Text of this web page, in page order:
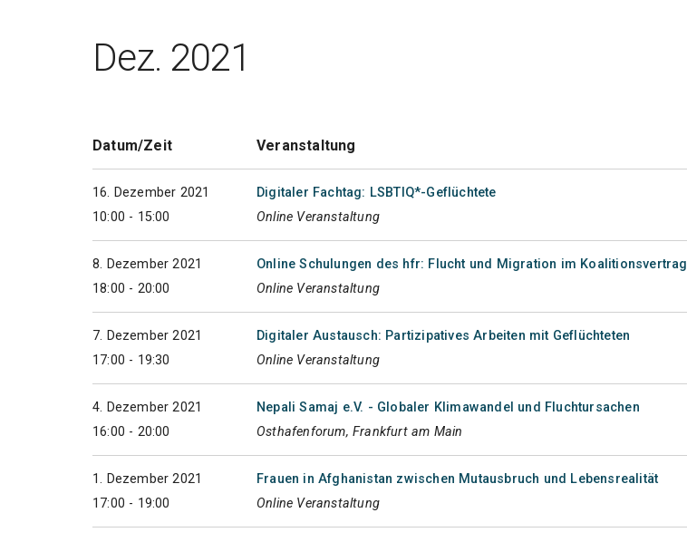
Dez. 2021
Datum/Zeit Veranstaltung
16. Dezember 2021
10:00 - 15:00
Digitaler Fachtag: LSBTIQ*-Geflüchtete
Online Veranstaltung
8. Dezember 2021
18:00 - 20:00
Online Schulungen des hfr: Flucht und Migration im Koalitionsvertrag
Online Veranstaltung
7. Dezember 2021
17:00 - 19:30
Digitaler Austausch: Partizipatives Arbeiten mit Geflüchteten
Online Veranstaltung
4. Dezember 2021
16:00 - 20:00
Nepali Samaj e.V. - Globaler Klimawandel und Fluchtursachen
Osthafenforum, Frankfurt am Main
1. Dezember 2021
17:00 - 19:00
Frauen in Afghanistan zwischen Mutausbruch und Lebensrealität
Online Veranstaltung